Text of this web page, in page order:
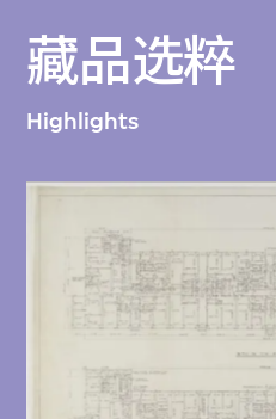
藏品选粹
Highlights